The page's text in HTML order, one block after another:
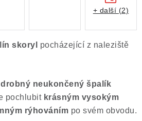
reklamace
od smlouvy
skoryl
pocházející z naleziště
drobný neukončený špalík
pochlubit krásným vysokým
rýhováním po svém obvodu.
+ další (2)